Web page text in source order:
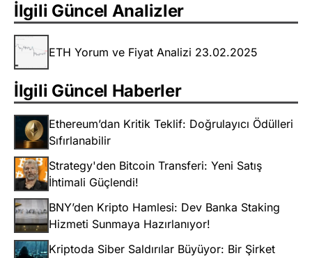
İlgili Güncel Analizler
ETH Yorum ve Fiyat Analizi 23.02.2025
İlgili Güncel Haberler
Ethereum’dan Kritik Teklif: Doğrulayıcı Ödülleri
Sıfırlanabilir
Strategy'den Bitcoin Transferi: Yeni Satış
İhtimali Güçlendi!
BNY’den Kripto Hamlesi: Dev Banka Staking
Hizmeti Sunmaya Hazırlanıyor!
Kriptoda Siber Saldırılar Büyüyor: Bir Şirket